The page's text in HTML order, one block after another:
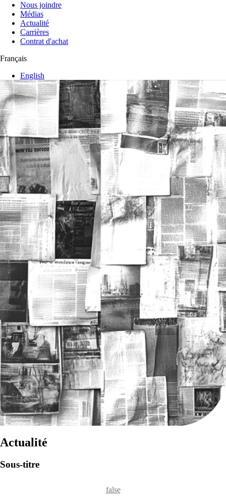
Nous joindre
Médias
Actualité
Carrières
Contrat d'achat
Français
English
Mes favoris
Actualité
Sous-titre
false